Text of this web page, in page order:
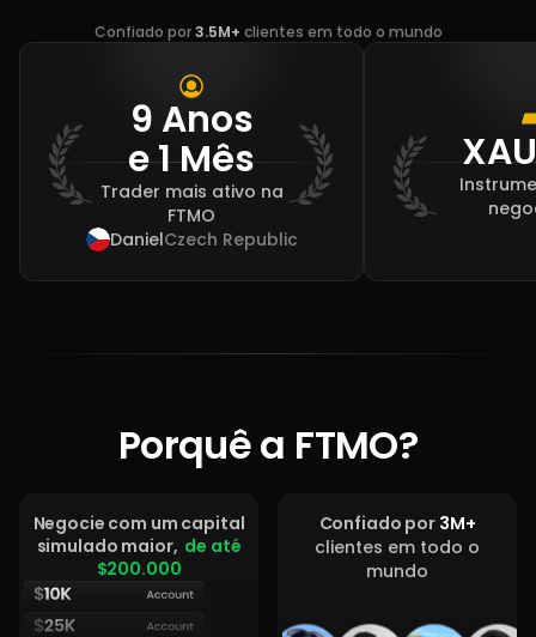
Confiado por3.5M+ clientes em todo o mundo
9 Anos
e 1 Mês
Trader mais ativo na
FTMO
DanielCzech Republic
Porquê a FTMO?
Negocie com um capital
simulado maior, de até
$200.000
Confiado por3M+
clientes em todo o
mundo